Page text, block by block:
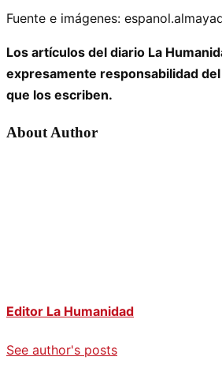
Fuente e imágenes:
Los artículos del diario La
expresamente responsabilidad
que los escriben.
About Author
Editor La Humanidad
See author's posts